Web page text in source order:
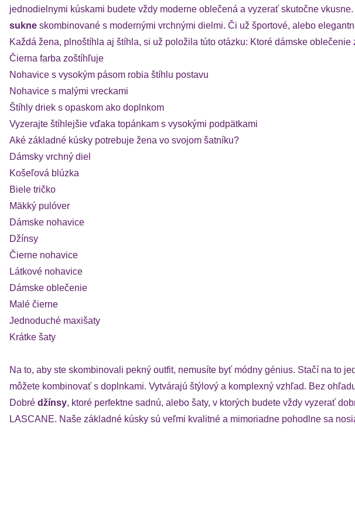
jednodielnymi kúskami budete vždy moderne oblečená a vyzerať skutočne
sukne skombinované s modernými vrchnými dielmi. Či už športové, alebo
Každá žena, plnoštíhla aj štíhla, si už položila túto otázku: Ktoré dámske oblečenie
Čierna farba zoštíhľuje
Nohavice s vysokým pásom robia štíhlu postavu
Nohavice s malými vreckami
Štíhly driek s opaskom ako doplnkom
Vyzerajte štíhlejšie vďaka topánkam s vysokými podpätkami
Aké základné kúsky potrebuje žena vo svojom šatníku?
Dámsky vrchný diel
Košeľová blúzka
Biele tričko
Mäkký pulóver
Dámske nohavice
Džínsy
Čierne nohavice
Látkové nohavice
Dámske oblečenie
Malé čierne
Jednoduché maxišaty
Krátke šaty
Na to, aby ste skombinovali pekný outfit, nemusíte byť módny génius. Stačí na to
môžete kombinovať s doplnkami. Vytvárajú štýlový a komplexný vzhľad. Bez
Dobré džínsy, ktoré perfektne sadnú, alebo šaty, v ktorých budete vždy vyzerať
LASCANE. Naše základné kúsky sú veľmi kvalitné a mimoriadne pohodlne sa